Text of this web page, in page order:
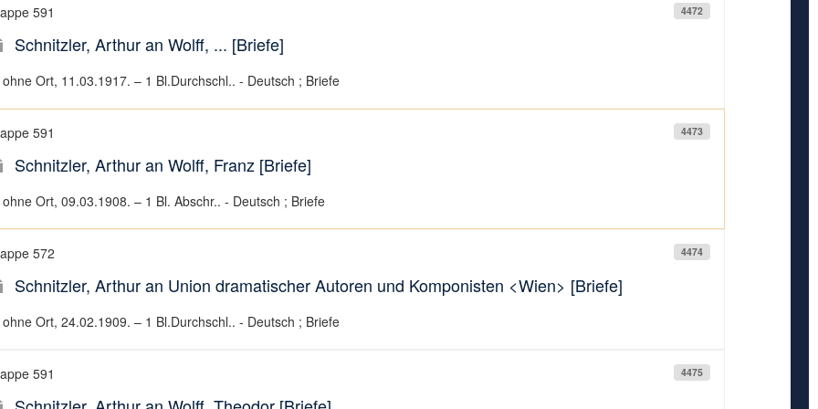
4472
591
Schnitzler, Arthur an Wolff, ... [Briefe]
ohne Ort, 11.03.1917. – 1 Bl.Durchschl.. - Deutsch ; Briefe
4473
591
Schnitzler, Arthur an Wolff, Franz [Briefe]
ohne Ort, 09.03.1908. – 1 Bl. Abschr.. - Deutsch ; Briefe
4474
572
Schnitzler, Arthur an Union dramatischer Autoren und Komponisten <Wien> [Briefe]
ohne Ort, 24.02.1909. – 1 Bl.Durchschl.. - Deutsch ; Briefe
4475
591